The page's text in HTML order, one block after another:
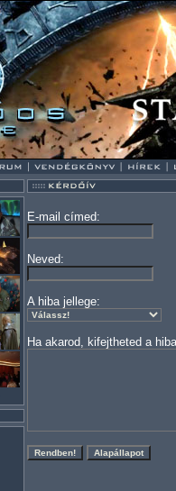
E-mail címed:
Neved:
A hiba jellege:
Ha akarod, kifejtheted a